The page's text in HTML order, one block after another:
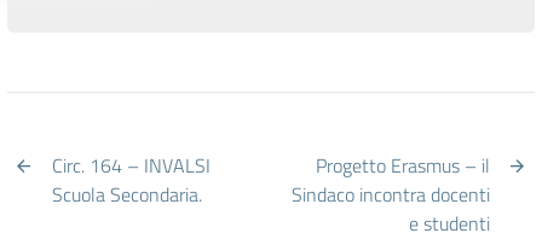
Circ. 164 – INVALSI
Scuola Secondaria.
Progetto Erasmus – il
Sindaco incontra docenti
e studenti